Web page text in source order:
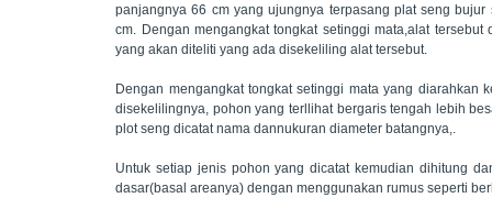
panjangnya 66 cm yang ujungnya terpasang plat seng
cm. Dengan mengangkat tongkat setinggi mata,alat tersebut
yang akan diteliti yang ada disekeliling alat tersebut.
Dengan mengangkat tongkat setinggi mata yang diarahkan
disekelilingnya, pohon yang terllihat bergaris tengah lebih
plot seng dicatat nama dannukuran diameter batangnya,.
Untuk setiap jenis pohon yang dicatat kemudian dihitung
dasar(basal areanya) dengan menggunakan rumus seperti